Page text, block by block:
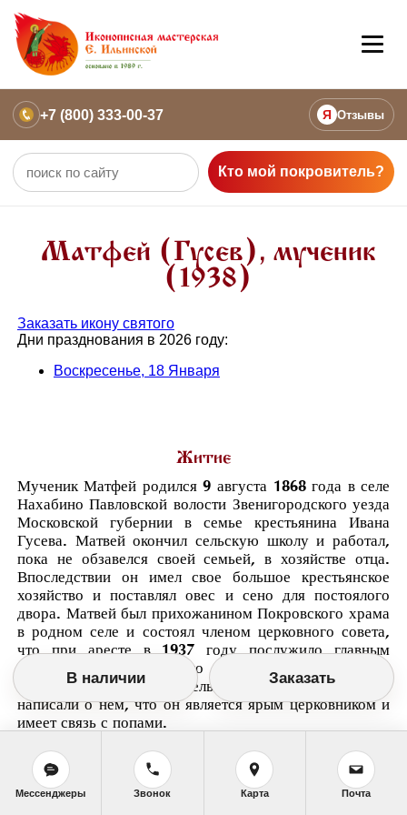
+7 (800) 333-00-37 Я Отзывы
Кто мой покровитель?
Матфей (Гусев), мученик
(1938)
Заказать икону святого
Дни празднования в 2026 году:
Воскресенье, 18 Января
Житие
Мученик Матфей родился 9 августа 1868 года в селе
Нахабино Павловской волости Звенигородского уезда
Московской губернии в семье крестьянина Ивана
Гусева. Матвей окончил сельскую школу и работал,
пока не обзавелся своей семьей, в хозяйстве отца.
Впоследствии он имел свое большое крестьянское
хозяйство и поставлял овес и сено для постоялого
двора. Матвей был прихожанином Покровского храма
в родном селе и состоял членом церковного совета,
что при аресте в 1937 году послужило главным
обвинением против него и доказательством его
преступности; председатель и секретарь сельсовета
написали о нем, что он является ярым церковником и
имеет связь с попами.
В 1933 году Матвей Иванович был арестован за
невыполнение сельско-хозяйственного задания,
имущество его было конфисковано, а сам он
В наличии Заказать
Мессенджеры Звонок Карта Почта